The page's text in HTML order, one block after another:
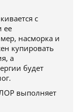
с
ее
насморка и
купировать
а
будет
выполняет